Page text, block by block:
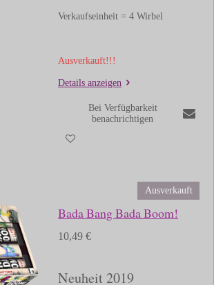
Verkaufseinheit = 4 Wirbel
Ausverkauft!!!
Details anzeigen
Bei Verfügbarkeit
benachrichtigen
Ausverkauft
Bada Bang Bada Boom!
10,49 €
Neuheit 2019